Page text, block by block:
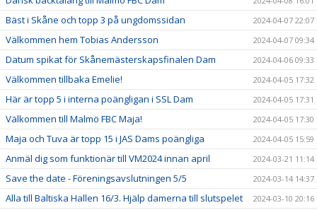
Bäst i Skåne och topp 3 på ungdomssidan 2024-04-07 22:07
Välkommen hem Tobias Andersson 2024-04-07 09:34
Datum spikat för Skånemästerskapsfinalen Dam 2024-04-06 09:33
Välkommen tillbaka Emelie! 2024-04-05 17:32
Här är topp 5 i interna poängligan i SSL Dam 2024-04-05 17:31
Välkommen till Malmö FBC Maja! 2024-04-05 17:30
Maja och Tuva är topp 15 i JAS Dams poängliga 2024-04-05 15:59
Anmäl dig som funktionär till VM2024 innan april 2024-03-21 11:14
Save the date - Föreningsavslutningen 5/5 2024-03-14 14:37
Alla till Baltiska Hallen 16/3. Hjälp damerna till slutspelet 2024-03-10 20:16